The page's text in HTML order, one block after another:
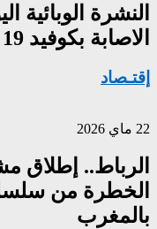
النشرة الوبائية
الاصابة بكوفيد 19
إقتـصاد
22 ماي 2026
الرباط.. إطلاق
الخطرة من
بالمغرب